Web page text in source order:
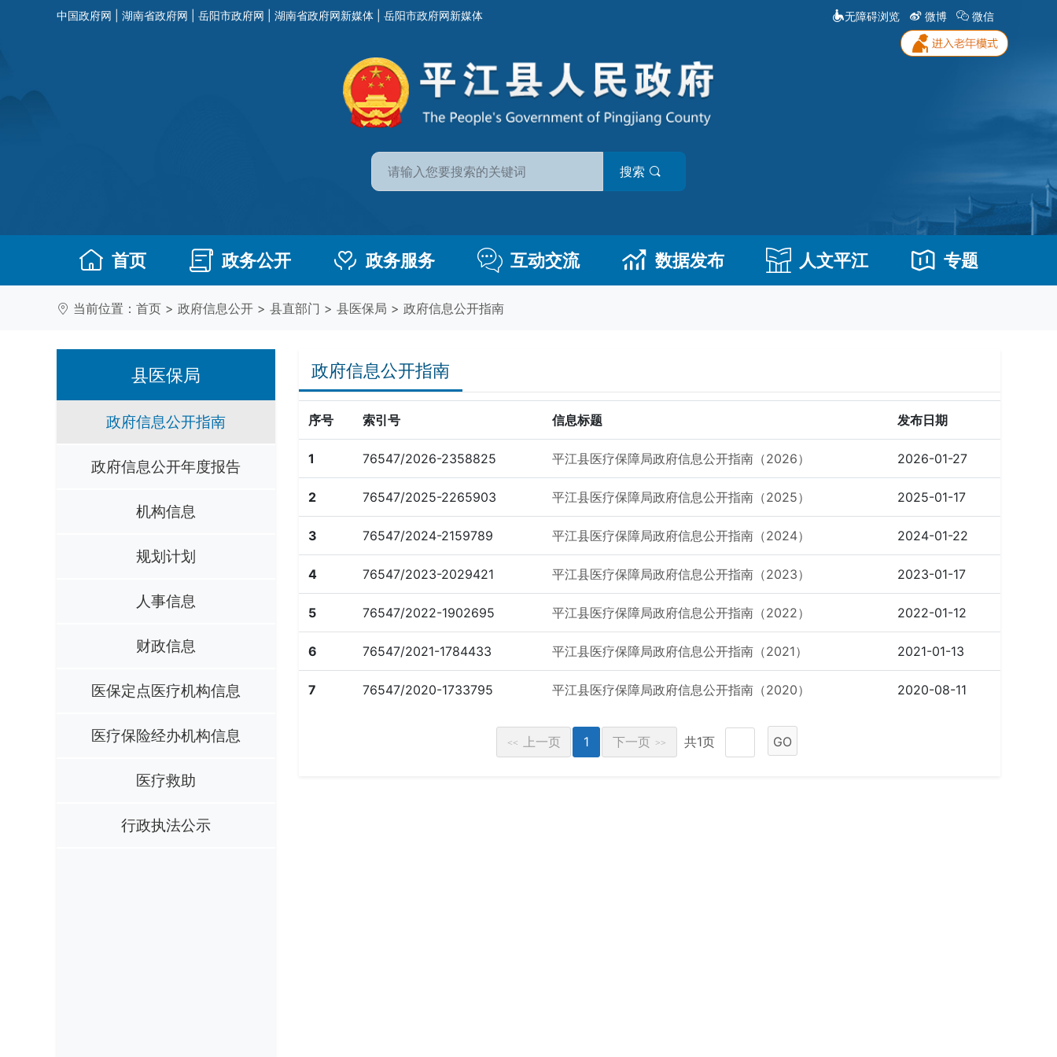
中国政府网 湖南省政府网 岳阳市政府网 湖南省政府网新媒体 岳阳市政府网新媒体 无障碍浏览 微博 微信
搜索
首页 政务公开 政务服务 互动交流 数据发布 人文平江 专题
当前位置： 首页 > 政府信息公开 > 县直部门 > 县医保局 > 政府信息公开指南
县医保局
政府信息公开指南
政府信息公开年度报告
机构信息
规划计划
人事信息
财政信息
医保定点医疗机构信息
医疗保险经办机构信息
医疗救助
行政执法公示
政府信息公开指南
序号 索引号 信息标题 发布日期
1 76547/2026-2358825 平江县医疗保障局政府信息公开指南（2026） 2026-01-27
2 76547/2025-2265903 平江县医疗保障局政府信息公开指南（2025） 2025-01-17
3 76547/2024-2159789 平江县医疗保障局政府信息公开指南（2024） 2024-01-22
4 76547/2023-2029421 平江县医疗保障局政府信息公开指南（2023） 2023-01-17
5 76547/2022-1902695 平江县医疗保障局政府信息公开指南（2022） 2022-01-12
6 76547/2021-1784433 平江县医疗保障局政府信息公开指南（2021） 2021-01-13
7 76547/2020-1733795 平江县医疗保障局政府信息公开指南（2020） 2020-08-11
<< 上一页 1 下一页 >> 共1页 GO